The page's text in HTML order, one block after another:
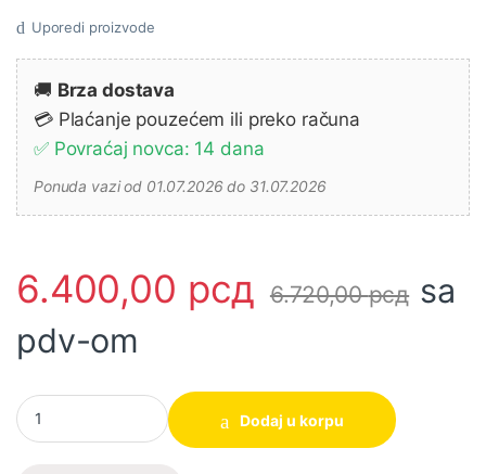
Uporedi proizvode
🚚 Brza dostava
💳 Plaćanje pouzećem ili preko računa
✅ Povraćaj novca: 14 dana
Ponuda vazi od 01.07.2026 do 31.07.2026
6.400,00 рсд 6.720,00рсд sa
pdv-om
Baterija za akumulatorski alat 40V, 2Ah ZE40B2 Dolomite
Dodaj u korpu